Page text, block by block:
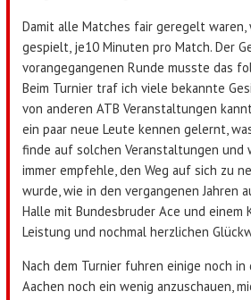
Damit alle Matches fair geregelt
gespielt, je10 Minuten pro Match. Der
vorangegangenen Runde musste das
Beim Turnier traf ich viele bekannte
von anderen ATB Veranstaltungen
ein paar neue Leute kennen gelernt,
finde auf solchen Veranstaltungen und
immer empfehle, den Weg auf sich zu
wurde, wie in den vergangenen Jahren
Halle mit Bundesbruder Ace und einem
Leistung und nochmal herzlichen
Nach dem Turnier fuhren einige noch in
Aachen noch ein wenig anzuschauen,